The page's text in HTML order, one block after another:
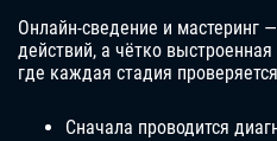
Онлайн-сведение и мастеринг
действий, а чётко
где каждая стадия
Сначала проводится